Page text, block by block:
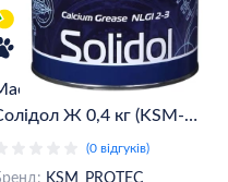
KSM_PROTEC
Ж 0,4 кг (KSM-
(0 відгуків)
KSM_PROTEC